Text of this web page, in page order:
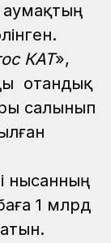
КАТ»,
отандық
салынып
нысанның
1 млрд